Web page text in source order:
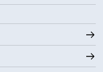
6 mil
30000 fit